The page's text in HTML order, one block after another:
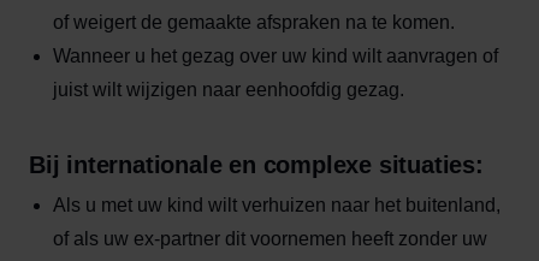
of weigert de gemaakte afspraken na te komen.
Wanneer u het gezag over uw kind wilt aanvragen of
juist wilt wijzigen naar eenhoofdig gezag.
Bij internationale en complexe situaties:
Als u met uw kind wilt verhuizen naar het buitenland,
of als uw ex-partner dit voornemen heeft zonder uw